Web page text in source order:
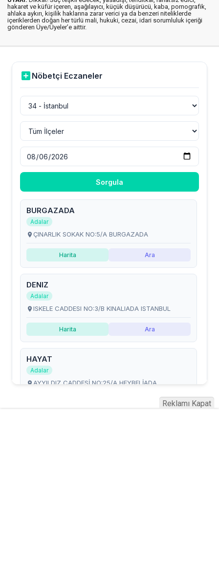
hakaret ve küfür içeren, aşağılayıcı, küçük düşürücü, kaba, pornografik,
ahlaka aykırı, kişilik haklarına zarar verici ya da benzeri niteliklerde
içeriklerden doğan her türlü mali, hukuki, cezai, idari sorumluluk içeriği
gönderen Üye/Üyeler’e aittir.
Reklamı Kapat